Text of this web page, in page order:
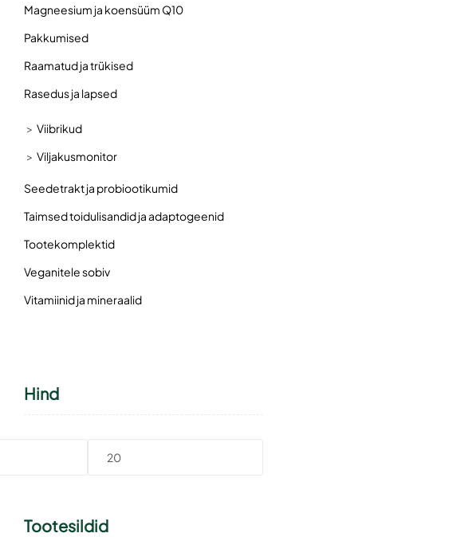
Magneesium ja koensüüm Q10
Pakkumised
Raamatud ja trükised
Rasedus ja lapsed
Viibrikud
Viljakusmonitor
Seedetrakt ja probiootikumid
Taimsed toidulisandid ja adaptogeenid
Tootekomplektid
Veganitele sobiv
Vitamiinid ja mineraalid
Hind
Tootesildid